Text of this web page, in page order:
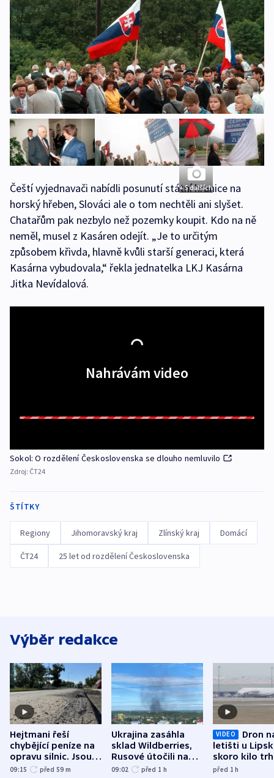
+ 5 dalších
Čeští vyjednavači nabídli posunutí státní hranice na
horský hřeben, Slováci ale o tom nechtěli ani slyšet.
Chatařům pak nezbylo než pozemky koupit. Kdo na ně
neměl, musel z Kasáren odejít. „Je to určitým
způsobem křivda, hlavně kvůli starší generaci, která
Kasárna vybudovala,“ řekla jednatelka LKJ Kasárna
Jitka Nevídalová.
Nahrávám video
Sokol: O rozdělení Československa se dlouho nemluvilo
Zdroj: ČT24
ŠTÍTKY
Regiony Jihomoravský kraj Zlínský kraj Domácí
ČT24 25 let od rozdělení Československa
Výběr redakce
Hejtmani řeší
chybějící peníze na
opravu silnic. Jsou
nenárokové, namítá
09:15 před 59 m
Ukrajina zasáhla
sklad Wildberries,
Rusové útočili na
trh, hasiče či
09:02 před 1 h
VIDEO
Dron
letišti u
skoro kilo
indicie
před 1h